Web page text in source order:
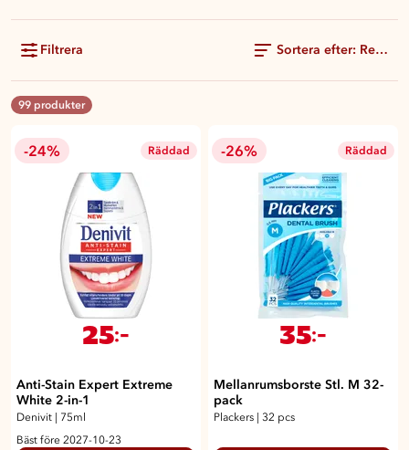
Filtrera Sortera efter:
99 produkter
-24% Räddad
25:-
Anti-Stain Expert Extreme
White 2-in-1
Denivit
75ml
Bäst före 2027-10-23
-26% Räddad
35:-
Mellanrumsborste Stl. M 32-
pack
Plackers 32 pcs